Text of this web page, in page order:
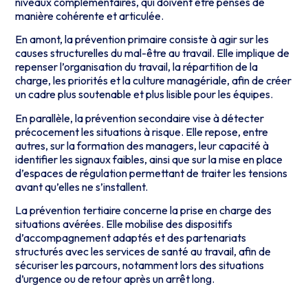
manière cohérente et articulée.
En amont, la prévention primaire consiste à agir sur les
causes structurelles du mal-être au travail. Elle implique de
repenser l’organisation du travail, la répartition de la
charge, les priorités et la culture managériale, afin de créer
un cadre plus soutenable et plus lisible pour les équipes.
En parallèle, la prévention secondaire vise à détecter
précocement les situations à risque. Elle repose, entre
autres, sur la formation des managers, leur capacité à
identifier les signaux faibles, ainsi que sur la mise en place
d’espaces de régulation permettant de traiter les tensions
avant qu’elles ne s’installent.
La prévention tertiaire concerne la prise en charge des
situations avérées. Elle mobilise des dispositifs
d’accompagnement adaptés et des partenariats
structurés avec les services de santé au travail, afin de
sécuriser les parcours, notamment lors des situations
d’urgence ou de retour après un arrêt long.